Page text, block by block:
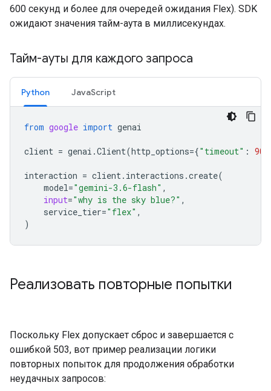
600 секунд и более для очередей ожидания Flex). SDK
ожидают значения тайм-аута в миллисекундах.
Тайм-ауты для каждого запроса
Python JavaScript
from google import genai
client = genai .Client(http_options={"timeout" :
interaction = client. interactions .create(
model="gemini-3.6-flash" ,
input="why is the sky blue?" ,
service_tier="flex" ,
)
Реализовать повторные попытки
Поскольку Flex допускает сброс и завершается с
ошибкой 503, вот пример реализации логики
повторных попыток для продолжения обработки
неудачных запросов: